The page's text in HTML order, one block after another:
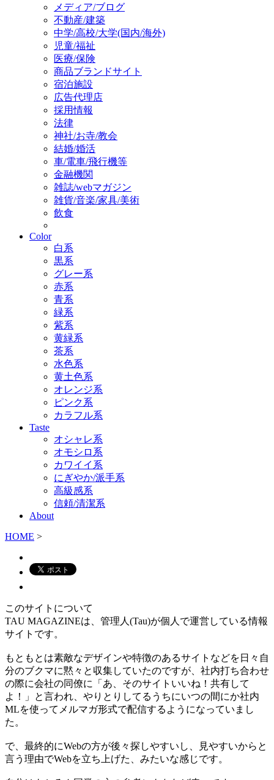
メディア/ブログ
不動産/建築
中学/高校/大学(国内/海外)
児童/福祉
医療/保険
商品ブランドサイト
宿泊施設
広告代理店
採用情報
法律
神社/お寺/教会
結婚/婚活
車/電車/飛行機等
金融機関
雑誌/webマガジン
雑貨/音楽/家具/美術
飲食
Color
白系
黒系
グレー系
赤系
青系
緑系
紫系
黄緑系
茶系
水色系
黄土色系
オレンジ系
ピンク系
カラフル系
Taste
オシャレ系
オモシロ系
カワイイ系
にぎやか/派手系
高級感系
信頼/清潔系
About
HOME >
このサイトについて
TAU MAGAZINEは、管理人(Tau)が個人で運営している情報
サイトです。
もともとは素敵なデザインや特徴のあるサイトなどを日々自
分のブクマに黙々と収集していたのですが、社内打ち合わせ
の際に会社の同僚に「あ、そのサイトいいね！共有して
よ！」と言われ、やりとりしてるうちにいつの間にか社内
MLを使ってメルマガ形式で配信するようになっていまし
た。
で、最終的にWebの方が後々探しやすいし、見やすいからと
言う理由でWebを立ち上げた、みたいな感じです。